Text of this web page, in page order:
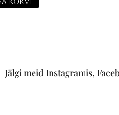
Jälgi meid Instagramis,